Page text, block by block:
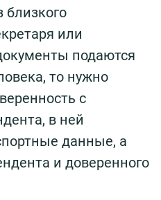
близкого
или
подаются
то нужно
с
в ней
данные, а
и доверенного